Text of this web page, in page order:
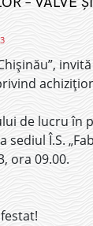
de lucru în
Î.S.
ora 09.00.